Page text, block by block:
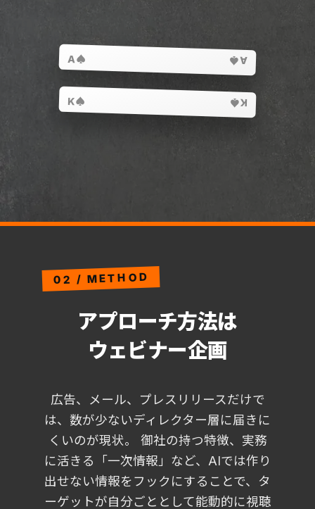
02 / METHOD
アプローチ方法は
ウェビナー企画
広告、メール、プレスリリースだけで
は、数が少ないディレクター層に届きに
くいのが現状。
御社の持つ特徴、実務
に活きる「一次情報」など、AIでは作り
出せない情報をフックにすることで、タ
ーゲットが自分ごととして能動的に視聴